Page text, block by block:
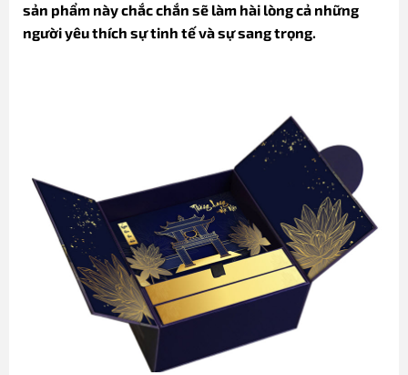
sản phẩm này chắc chắn sẽ làm hài lòng cả những
người yêu thích sự tinh tế và sự sang trọng.